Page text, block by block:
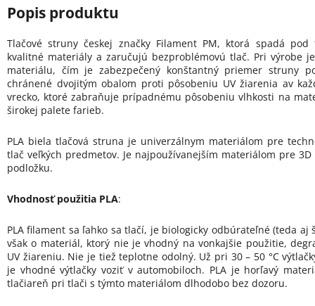
Tlačové struny českej značky Filament PM, ktorá spadá
kvalitné materiály a zaručujú bezproblémovú tlač. Pri výrobe
materiálu, čím je zabezpečený konštantný priemer struny
chránené dvojitým obalom proti pôsobeniu UV žiarenia av
vrecko, ktoré zabraňuje prípadnému pôsobeniu vlhkosti na
širokej palete farieb.
PLA biela tlačová struna je univerzálnym materiálom pre
tlač veľkých predmetov. Je najpoužívanejším materiálom pre
podložku.
Vhodnosť použitia PLA:
PLA filament sa ľahko sa tlačí, je biologicky odbúrateľné (teda
však o materiál, ktorý nie je vhodný na vonkajšie použitie,
UV žiareniu. Nie je tiež teplotne odolný. Už pri 30 – 50 °C
je vhodné výtlačky voziť v automobiloch. PLA je horľavý
tlačiareň pri tlači s týmto materiálom dlhodobo bez dozoru.